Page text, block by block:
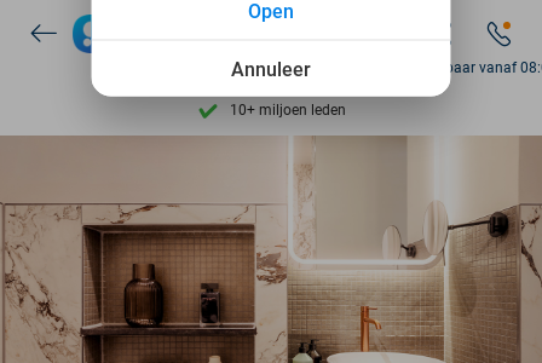
9,4 op basis van206.249 reviews
Ontdek 15.000+ deals
7 dagen per week beschikbaar
10+ miljoen leden
Bereikbaar vanaf
Annuleer
Open